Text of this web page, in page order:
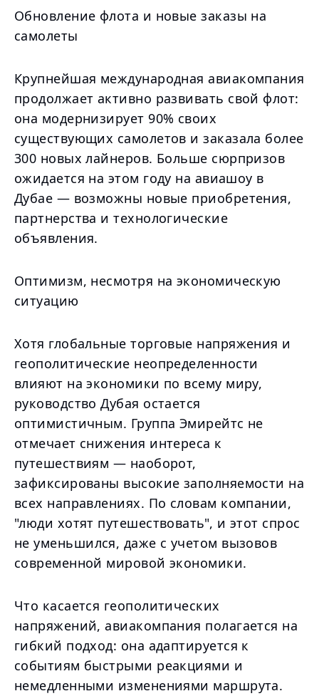
Обновление флота и новые заказы на
самолеты
Крупнейшая международная авиакомпания
продолжает активно развивать свой флот:
она модернизирует 90% своих
существующих самолетов и заказала более
300 новых лайнеров. Больше сюрпризов
ожидается на этом году на авиашоу в
Дубае — возможны новые приобретения,
партнерства и технологические
объявления.
Оптимизм, несмотря на экономическую
ситуацию
Хотя глобальные торговые напряжения и
геополитические неопределенности
влияют на экономики по всему миру,
руководство Дубая остается
оптимистичным. Группа Эмирейтс не
отмечает снижения интереса к
путешествиям — наоборот,
зафиксированы высокие заполняемости на
всех направлениях. По словам компании,
"люди хотят путешествовать", и этот спрос
не уменьшился, даже с учетом вызовов
современной мировой экономики.
Что касается геополитических
напряжений, авиакомпания полагается на
гибкий подход: она адаптируется к
событиям быстрыми реакциями и
немедленными изменениями маршрута.